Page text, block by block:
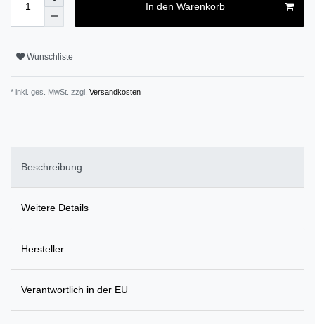
In den Warenkorb
Wunschliste
* inkl. ges. MwSt. zzgl. Versandkosten
Beschreibung
Weitere Details
Hersteller
Verantwortlich in der EU